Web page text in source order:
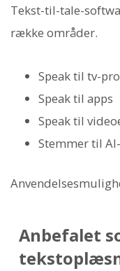
Tekst-til-tale-
række områder.
Speak til tv-
Speak til apps
Speak til
Stemmer til
Anbefalet